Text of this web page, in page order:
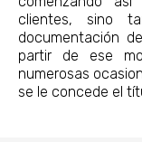
clientes, sino
documentación
partir de ese
numerosas
se le concede el